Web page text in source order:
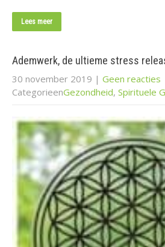
Lees meer
Ademwerk, de ultieme stress
30 november 2019 | Geen reacties
CategorieenGezondheid, Spirituele